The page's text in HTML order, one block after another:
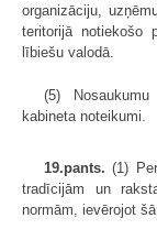
organizāciju,
teritorijā notiekošo
lībiešu valodā.
(5)
kabineta noteikumi.
19.pants. (1)
tradīcijām un
normām, ievērojot